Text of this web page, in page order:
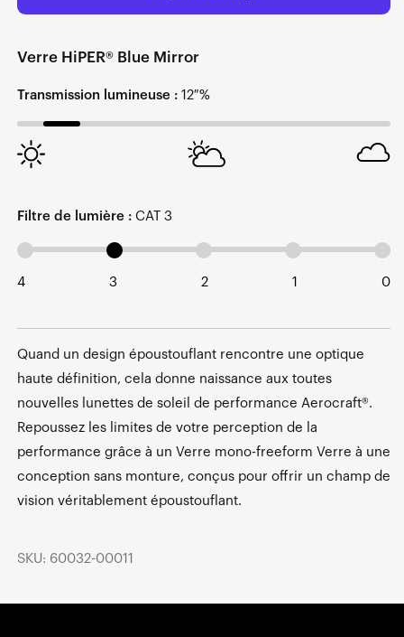
Verre HiPER® Blue Mirror
Transmission lumineuse : 12 %
Filtre de lumière : CAT 3
4 3 2 1 0
Quand un design époustouflant rencontre une optique
haute définition, cela donne naissance aux toutes
nouvelles lunettes de soleil de performance Aerocraft®.
Repoussez les limites de votre perception de la
performance grâce à un Verre mono-freeform Verre à une
conception sans monture, conçus pour offrir un champ de
vision véritablement époustouflant.
SKU: 60032-00011